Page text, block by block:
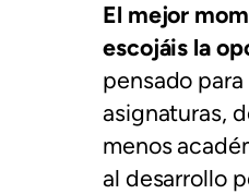
El mejor
escojáis la
pensado
asignaturas,
menos
al desarrollo